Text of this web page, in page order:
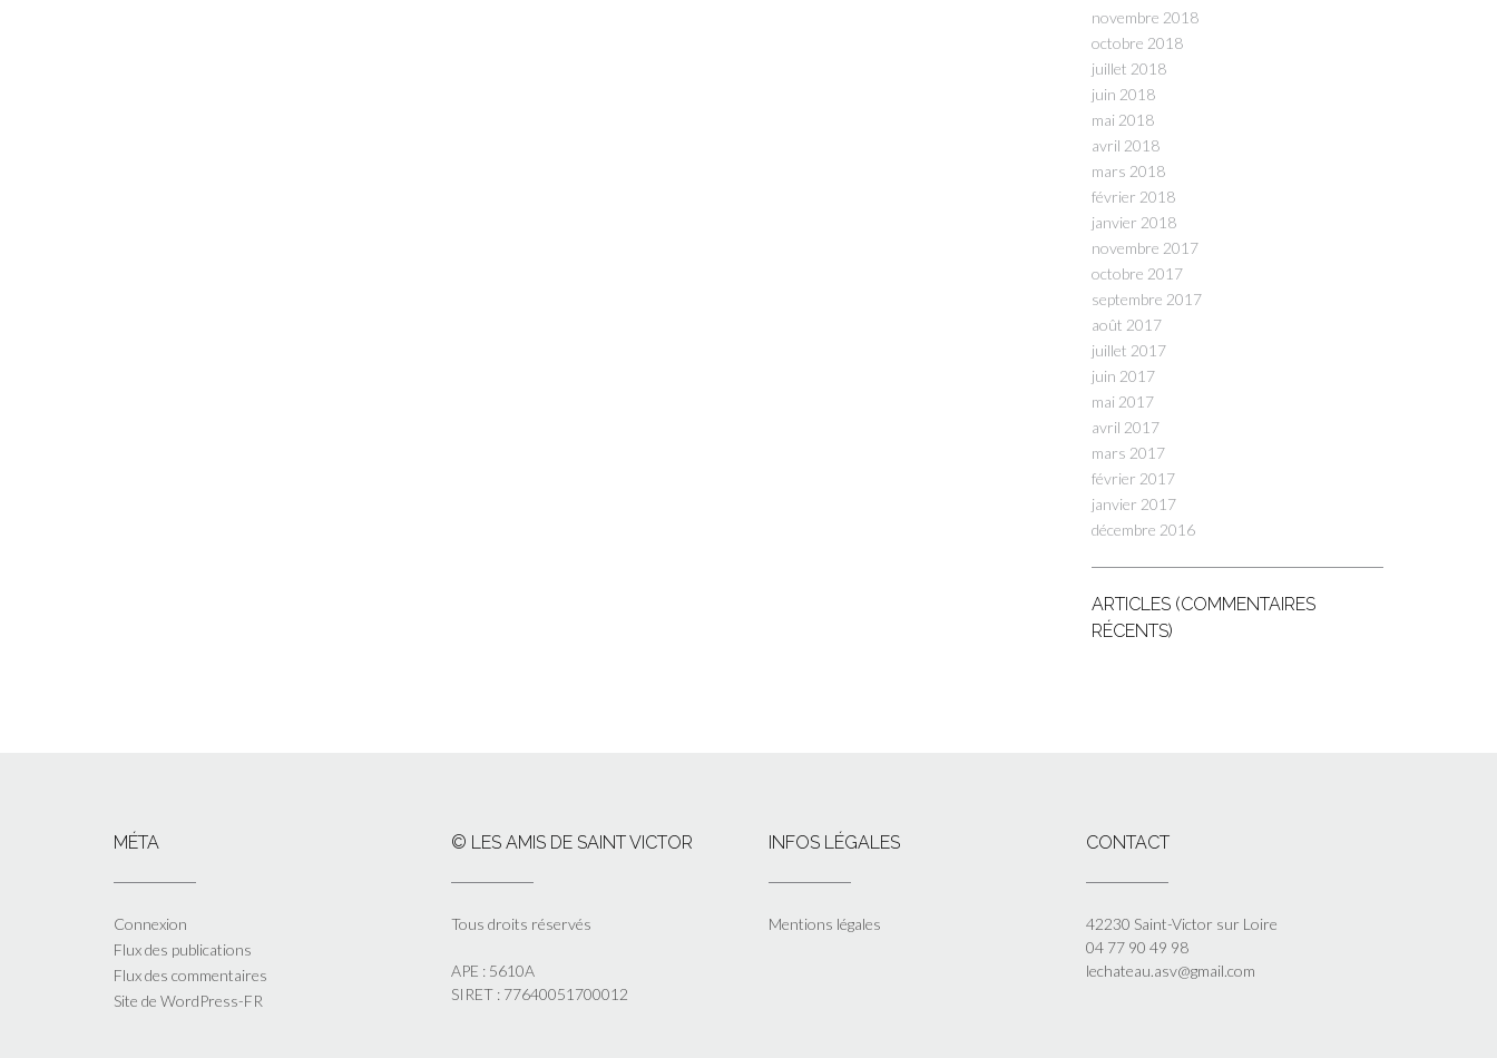
novembre 2018
octobre 2018
juillet 2018
juin 2018
mai 2018
avril 2018
mars 2018
février 2018
janvier 2018
novembre 2017
octobre 2017
septembre 2017
août 2017
juillet 2017
juin 2017
mai 2017
avril 2017
mars 2017
février 2017
janvier 2017
décembre 2016
ARTICLES (COMMENTAIRES
RÉCENTS)
MÉTA
Connexion
Flux des publications
Flux des commentaires
Site de WordPress-FR
© LES AMIS DE SAINT VICTOR
Tous droits réservés
APE : 5610A
SIRET : 77640051700012
INFOS LÉGALES
Mentions légales
CONTACT
42230 Saint-Victor sur Loire
04 77 90 49 98
lechateau.asv@gmail.com